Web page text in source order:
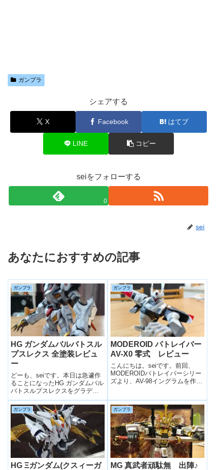
ガンプラ
シェアする
X Facebook はてブ
LINE コピー
seiをフォローする
0
sei
あなたにおすすめの記事
ガンプラ
HG ガンダムバルバトスル
プスレクス 全塗装レビュ
ー
どーも、seiです。本日は急遽作
ることになったHG ガンダムバル
バトスルプスレクスをグラデー
ション塗装していきます。とい
うのも、息子が作りたいと作っ
たものを急遽塗装フェーズへ投
入ですので、可動確認とかない
ですが、塗装レシピはございま
すので是...
ガンプラ
MODEROID パトレイバー
AV-X0 零式 レビュー
こんにちは。seiです。前回、
MODEROIDパトレイバーシリー
ズより、AV-98イングラムを作成
発売となったAV-X0零式を作って
いきたいと思います。AV-X0 零
式とは機動警...
ガンプラ
HG Ξガンダム(クスィーガ
ガンプラ
MG 真武者頑駄無 出陣♪